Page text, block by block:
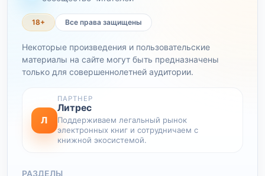
18+ Все права защищены
Некоторые произведения и пользовательские
материалы на сайте могут быть предназначены
только для совершеннолетней аудитории.
Л
ПАРТНЕР
Литрес
Поддерживаем легальный рынок
электронных книг и сотрудничаем с
книжной экосистемой.
РАЗДЕЛЫ